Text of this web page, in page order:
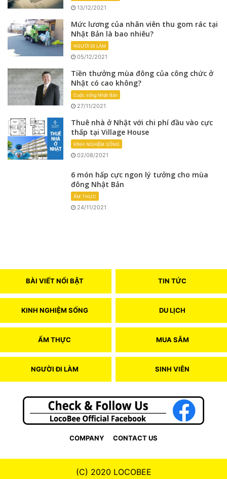
13/12/2021
Mức lương của nhân viên thu gom rác tại
Nhật Bản là bao nhiêu?
NGƯỜI ĐI LÀM
05/12/2021
Tiền thưởng mùa đông của công chức ở
Nhật có cao không?
Cuộc sống Nhật Bản
27/11/2021
Thuê nhà ở Nhật với chi phí đầu vào cực
thấp tại Village House
KINH NGHIỆM SỐNG
02/08/2021
6 món hấp cực ngon lý tưởng cho mùa
đông Nhật Bản
ẨM THỰC
24/11/2021
BÀI VIẾT NỔI BẬT TIN TỨC
KINH NGHIỆM SỐNG DU LỊCH
ẨM THỰC MUA SẮM
NGƯỜI ĐI LÀM SINH VIÊN
COMPANY CONTACT US
(C) 2020 LOCOBEE